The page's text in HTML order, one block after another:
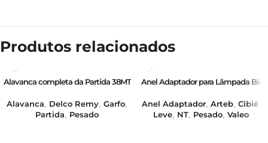
Produtos relacionados
Alavanca completa da Partida 38MT
Alavanca, Delco Remy, Garfo,
Partida, Pesado
Anel Adaptador para Lâmpada Bi-
GB39422
Anel Adaptador, Arteb, Cibié,
Leve, NT, Pesado, Valeo